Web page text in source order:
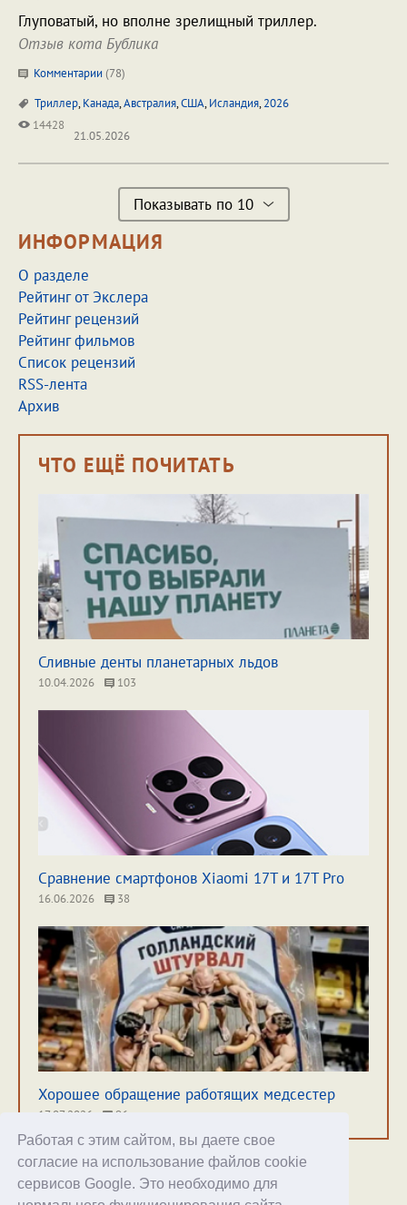
Работая с этим сайтом, вы даете свое
согласие на использование файлов cookie
сервисов Google. Это необходимо для
Глуповатый, но вполне зрелищный триллер.
Отзыв кота Бублика
Комментарии (78)
Триллер,Канада,Австралия,США,Исландия,2026
14428
21.05.2026
Показывать по 10
ИНФОРМАЦИЯ
О разделе
Рейтинг от Экслера
Рейтинг рецензий
Рейтинг фильмов
Список рецензий
RSS-лента
Архив
ЧТО ЕЩЁ ПОЧИТАТЬ
Сливные денты планетарных льдов
10.04.2026 103
Сравнение смартфонов Xiaomi 17T и 17T Pro
16.06.2026 38
Хорошее обращение работящих медсестер
17.07.2026 96